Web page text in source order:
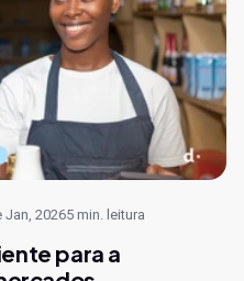
Jan, 20265 min. leitura
para a